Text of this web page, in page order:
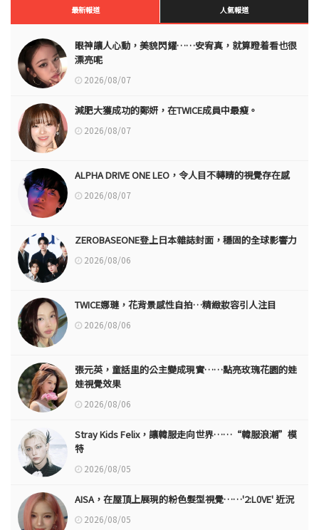
最新報道 人氣報道
眼神讓人心動，美貌閃耀……安宥真，就算瞪着看也很
漂亮呢
2026/08/07
減肥大獲成功的鄭妍，在TWICE成員中最瘦。
2026/08/07
ALPHA DRIVE ONE LEO，令人目不轉睛的視覺存在感
2026/08/07
ZEROBASEONE登上日本雜誌封面，穩固的全球影響力
2026/08/06
TWICE娜璉，花背景感性自拍…精緻妝容引人注目
2026/08/06
張元英，童話里的公主變成現實……點亮玫瑰花園的娃
娃視覺效果
2026/08/06
Stray Kids Felix，讓韓服走向世界……“韓服浪潮”模
特
2026/08/05
AISA，在屋頂上展現的粉色髮型視覺……'2:L0VE' 近況
2026/08/05